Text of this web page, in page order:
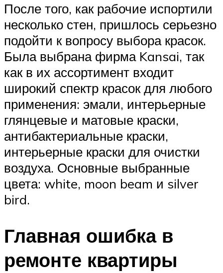
После того, как рабочие испортили
несколько стен, пришлось серьезно
подойти к вопросу выбора красок.
Была выбрана фирма Kansai, так
как в их ассортимент входит
широкий спектр красок для любого
применения: эмали, интерьерные
глянцевые и матовые краски,
антибактериальные краски,
интерьерные краски для очистки
воздуха. Основные выбранные
цвета: white, moon beam и silver
bird.
Главная ошибка в
ремонте квартиры